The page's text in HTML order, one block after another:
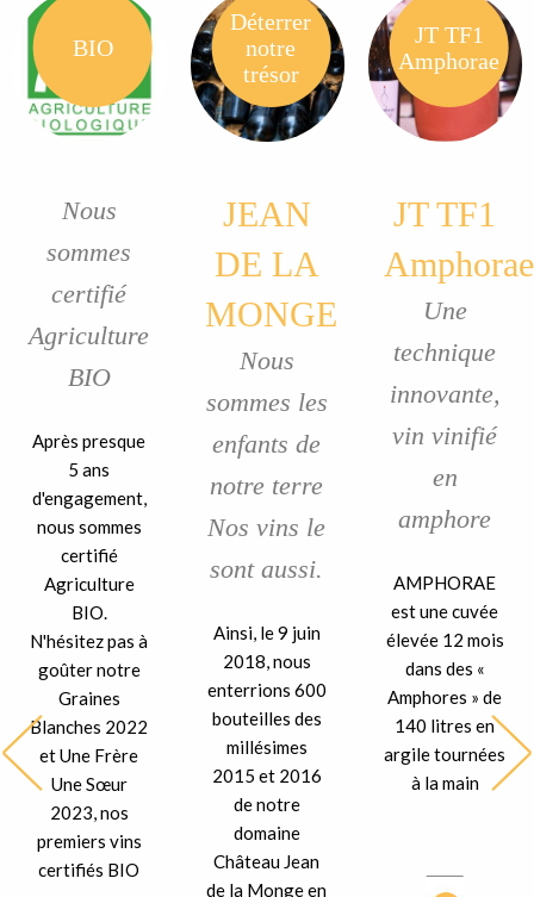
BIO
Nous
sommes
certifié
Agriculture
BIO
Après presque
5 ans
d'engagement,
nous sommes
certifié
Agriculture
BIO.
N'hésitez pas à
goûter notre
Graines
Blanches 2022
et Une Frère
Une Sœur
2023, nos
premiers vins
certifiés BIO
Déterrer
notre
trésor
JEAN
DE LA
MONGE
Nous
sommes les
enfants de
notre terre
Nos vins le
sont aussi.
Ainsi, le 9 juin
2018, nous
enterrions 600
bouteilles des
millésimes
2015 et 2016
de notre
domaine
Château Jean
de la Monge en
JT TF1
Amphorae
JT TF1
Amphorae
Une
technique
innovante,
vin vinifié
en
amphore
AMPHORAE
est une cuvée
élevée 12 mois
dans des «
Amphores » de
140 litres en
argile tournées
à la main